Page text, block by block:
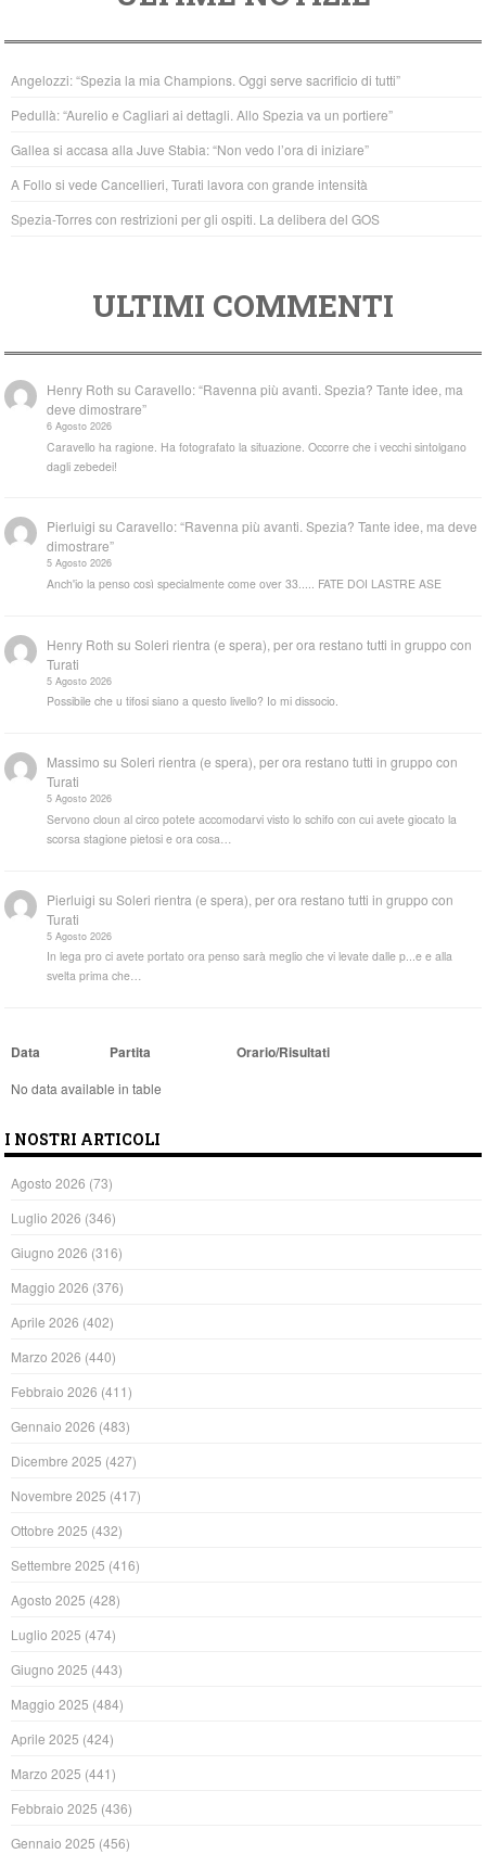
e
b
o
o
k
er s
A
p
p
Angelozzi: “Spezia la mia Champions. Oggi serve sacrificio di tutti”
Pedullà: “Aurelio e Cagliari ai dettagli. Allo Spezia va un portiere”
Gallea si accasa alla Juve Stabia: “Non vedo l’ora di iniziare”
A Follo si vede Cancellieri, Turati lavora con grande intensità
Spezia-Torres con restrizioni per gli ospiti. La delibera del GOS
ULTIMI COMMENTI
Henry Roth suCaravello: “Ravenna più avanti. Spezia? Tante idee, ma
deve dimostrare”
6 Agosto 2026
Caravello ha ragione. Ha fotografato la situazione. Occorre che i vecchi sintolgano
dagli zebedei!
Pierluigi suCaravello: “Ravenna più avanti. Spezia? Tante idee, ma deve
dimostrare”
5 Agosto 2026
Anch'io la penso così specialmente come over 33..... FATE DOI LASTRE ASE
Henry Roth suSoleri rientra (e spera), per ora restano tutti in gruppo con
Turati
5 Agosto 2026
Possibile che u tifosi siano a questo livello? Io mi dissocio.
Massimo suSoleri rientra (e spera), per ora restano tutti in gruppo con
Turati
5 Agosto 2026
Servono cloun al circo potete accomodarvi visto lo schifo con cui avete giocato la
scorsa stagione pietosi e ora cosa…
Pierluigi suSoleri rientra (e spera), per ora restano tutti in gruppo con
Turati
5 Agosto 2026
In lega pro ci avete portato ora penso sarà meglio che vi levate dalle p...e e alla
svelta prima che…
Data Partita Orario/Risultati
No data available in table
I NOSTRI ARTICOLI
Agosto 2026 (73)
Luglio 2026 (346)
Giugno 2026 (316)
Maggio 2026 (376)
Aprile 2026 (402)
Marzo 2026 (440)
Febbraio 2026 (411)
Gennaio 2026 (483)
Dicembre 2025 (427)
Novembre 2025 (417)
Ottobre 2025 (432)
Settembre 2025 (416)
Agosto 2025 (428)
Luglio 2025 (474)
Giugno 2025 (443)
Maggio 2025 (484)
Aprile 2025 (424)
Marzo 2025 (441)
Febbraio 2025 (436)
Gennaio 2025 (456)